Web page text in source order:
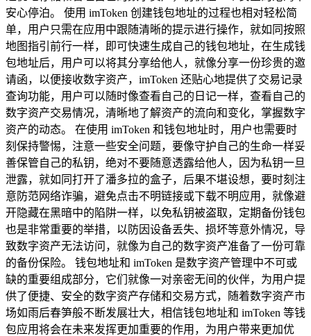
安心停泊。 使用 imToken 创建钱包地址的过程也相对轻松简
单，用户只需在应用中跟随清晰的提示进行操作，就如同按照
地图指引前行一样，即可快速生成自己的钱包地址，在生成钱
包地址后，用户可以将其分享给他人，就像分享一份珍贵的邀
请函，以便接收数字资产，imToken 还贴心地提供了交易记录
查询功能，用户可以随时像查看自己的日记一样，查看自己的
数字资产交易情况，清晰地了解资产的流向和变化，掌握数字
资产的动态。 在使用 imToken 和钱包地址时，用户也需要时
刻保持警惕，注意一些安全问题，要像守护自己的生命一样妥
善保管自己的私钥，绝对不要随意透露给他人，因为私钥一旦
泄露，就如同打开了潘多拉的盒子，后果不堪设想，要时刻注
意防范网络诈骗，避免点击不明链接或下载不明应用，就像避
开隐藏在黑暗中的陷阱一样，以免私钥被盗取，定期备份钱包
也是非常重要的举措，以防因设备丢失、损坏等意外情况，导
致数字资产无法访问，就像为自己的数字资产准备了一份可靠
的备份保险。 钱包地址和 imToken 是数字资产管理中不可或
缺的重要组成部分，它们就像一对亲密无间的伙伴，为用户提
供了便捷、安全的数字资产存储和交易方式，随着数字资产市
场如雨后春笋般不断发展壮大，相信钱包地址和 imToken 等钱
包应用将会在未来发挥更加重要的作用，为用户带来更加优